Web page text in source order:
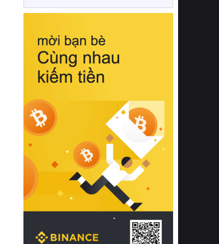
này, bạn sẽ cảm nhận rõ rệt sự khác
hồi chuẩn xác của phần đệm nâng đỡ
cột sống.
Bên cạnh đó, việc lựa chọn các dòng
sản phẩm đạt chuẩn chất lượng quốc
tế còn giúp ngăn ngừa tình trạng kích
khuẩn và nấm mốc trong điều kiện
thời tiết nóng ẩm. Bạn có thể tìm hiểu
thêm các nghiên cứu khoa học về tác
động của giấc ngủ và môi trường
phòng ngủ đối với sức khỏe con
người tại Sleep Foundation (External
Link) để có cái nhìn toàn diện hơn.
2. Các tiêu chí vàng khi lựa chọn
chăn ga gối đệm cao cấp cho phòng
ngủ
Để sở hữu một bộ chăn ga gối đệm
cao cấp hoàn hảo cả về thẩm mỹ lẫn
công năng, người tiêu dùng cần cân
nhắc kỹ lưỡng các tiêu chí quan trọng